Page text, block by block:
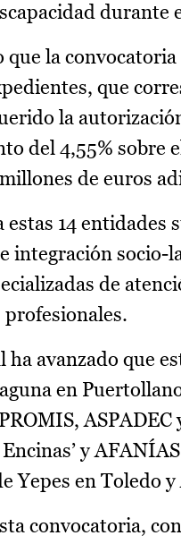
durante
que la
que
la
del 4,55% sobre
de euros
14 entidades
integración
de
avanzado que
en
y
Yepes en Toledo
convocatoria,